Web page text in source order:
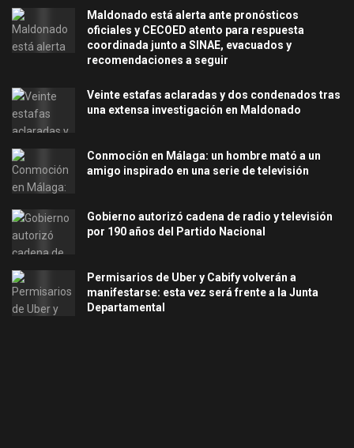
Maldonado está alerta ante pronósticos
oficiales y CECOED atento para respuesta
coordinada junto a SINAE, evacuados y
recomendaciones a seguir
Veinte estafas aclaradas y dos condenados tras
una extensa investigación en Maldonado
Conmoción en Málaga: un hombre mató a un
amigo inspirado en una serie de televisión
Gobierno autorizó cadena de radio y televisión
por 190 años del Partido Nacional
Permisarios de Uber y Cabify volverán a
manifestarse: esta vez será frente a la Junta
Departamental